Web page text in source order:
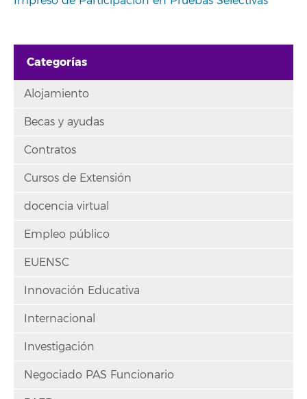
Categorías
Alojamiento
Becas y ayudas
Contratos
Cursos de Extensión
docencia virtual
Empleo público
EUENSC
Innovación Educativa
Internacional
Investigación
Negociado PAS Funcionario